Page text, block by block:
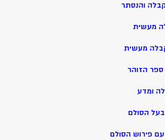
והנסתר
מעשית
מעשית
הזוהר
ומדע
הסולם
פירוש הסולם